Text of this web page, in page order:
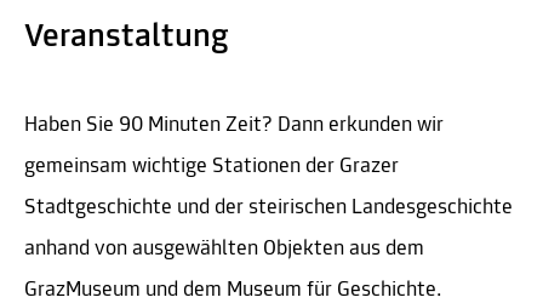
Veranstaltung
Haben Sie 90 Minuten Zeit? Dann erkunden wir
gemeinsam wichtige Stationen der Grazer
Stadtgeschichte und der steirischen Landesgeschichte
anhand von ausgewählten Objekten aus dem
GrazMuseum und dem Museum für Geschichte.